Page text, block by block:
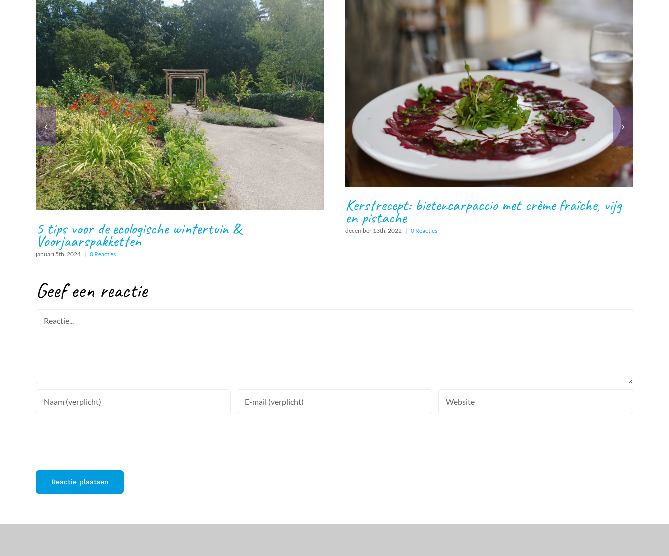
5 tips voor de ecologische wintertuin &
Voorjaarspakketten
januari 5th, 2024 | 0 Reacties
Kerstrecept: bietencarpaccio met crème fraîche, vijg
en pistache
december 13th, 2022 | 0 Reacties
Geef een reactie